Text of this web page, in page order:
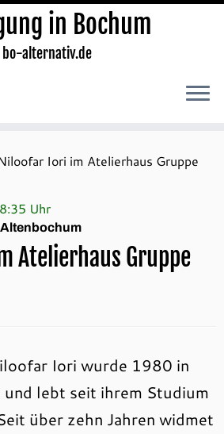
in Bochum
bo-alternativ.de
Iori im Atelierhaus Gruppe
Uhr
Atelierhaus Gruppe
Iori wurde 1980 in
und lebt seit ihrem Studium
über zehn Jahren widmet